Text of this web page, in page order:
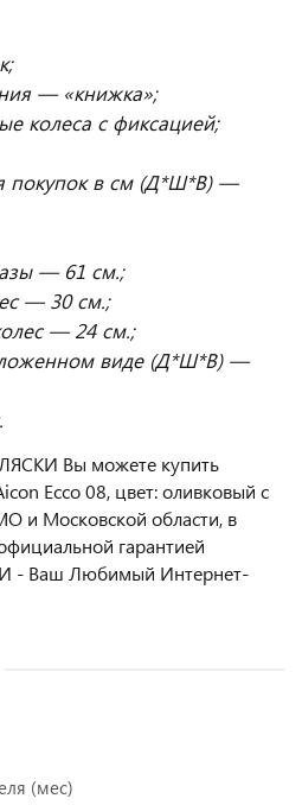
— «книжка»;
колеса с фиксацией;
покупок в см (Д*Ш*В) —
— 61 см.;
— 30 см.;
— 24 см.;
виде (Д*Ш*В) —
Вы можете купить
Ecco 08, цвет: оливковый с
и Московской области, в
гарантией
- Ваш Любимый Интернет-
(мес)